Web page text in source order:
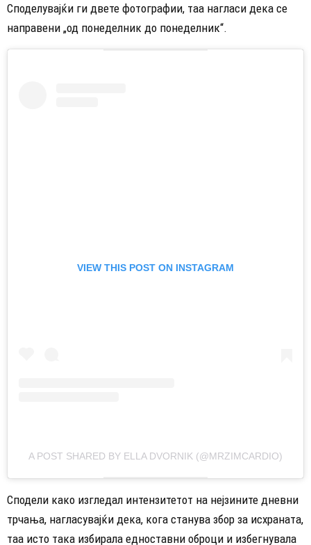
Споделувајќи ги двете фотографии, таа нагласи дека се
направени „од понеделник до понеделник“.
VIEW THIS POST ON INSTAGRAM
A POST SHARED BY ELLA DVORNIK (@MRZIMCARDIO)
Сподели како изгледал интензитетот на нејзините дневни
трчања, нагласувајќи дека, кога станува збор за исхраната,
таа исто така избирала едноставни оброци и избегнувала